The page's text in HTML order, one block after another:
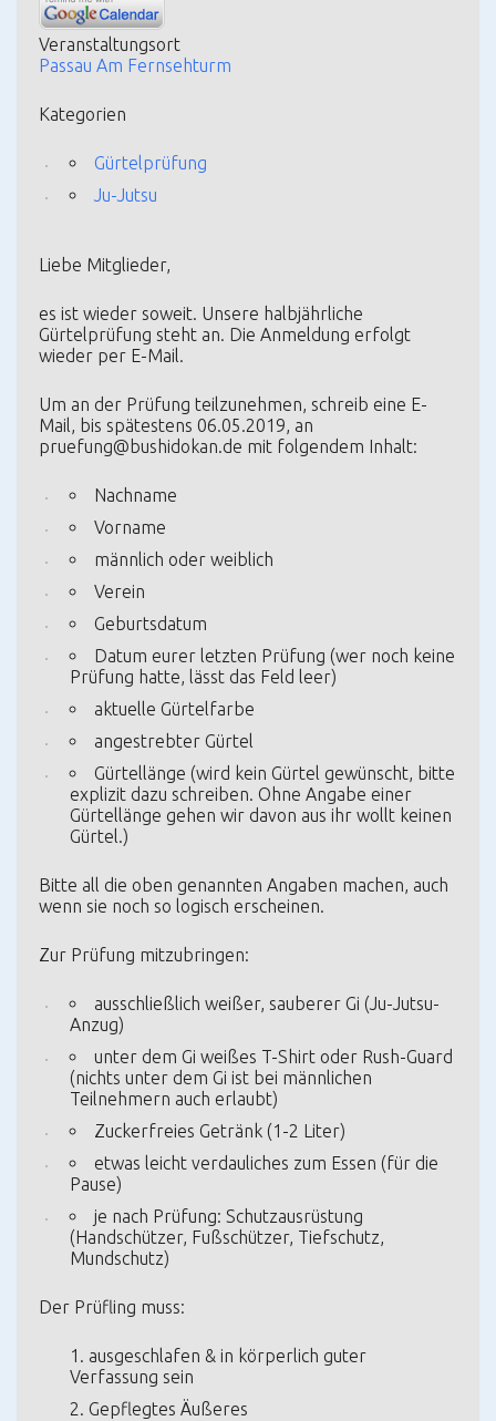
Veranstaltungsort
Passau Am Fernsehturm
Kategorien
Gürtelprüfung
Ju-Jutsu
Liebe Mitglieder,
es ist wieder soweit. Unsere halbjährliche
Gürtelprüfung steht an. Die Anmeldung erfolgt
wieder per E-Mail.
Um an der Prüfung teilzunehmen, schreib eine E-
Mail, bis spätestens 06.05.2019, an
pruefung@bushidokan.de mit folgendem Inhalt:
Nachname
Vorname
männlich oder weiblich
Verein
Geburtsdatum
Datum eurer letzten Prüfung (wer noch keine
Prüfung hatte, lässt das Feld leer)
aktuelle Gürtelfarbe
angestrebter Gürtel
Gürtellänge (wird kein Gürtel gewünscht, bitte
explizit dazu schreiben. Ohne Angabe einer
Gürtellänge gehen wir davon aus ihr wollt keinen
Gürtel.)
Bitte all die oben genannten Angaben machen, auch
wenn sie noch so logisch erscheinen.
Zur Prüfung mitzubringen:
ausschließlich weißer, sauberer Gi (Ju-Jutsu-
Anzug)
unter dem Gi weißes T-Shirt oder Rush-Guard
(nichts unter dem Gi ist bei männlichen
Teilnehmern auch erlaubt)
Zuckerfreies Getränk (1-2 Liter)
etwas leicht verdauliches zum Essen (für die
Pause)
je nach Prüfung: Schutzausrüstung
(Handschützer, Fußschützer, Tiefschutz,
Mundschutz)
Der Prüfling muss:
ausgeschlafen & in körperlich guter
Verfassung sein
Gepflegtes Äußeres